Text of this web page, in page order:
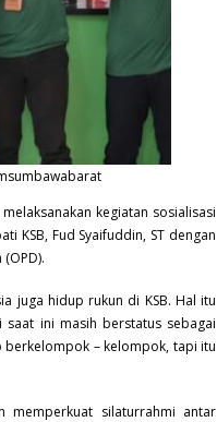
kegiatan sosialisasi
KSB, Fud Syaifuddin, ST dengan
juga hidup rukun di KSB. Hal itu
ini masih berstatus sebagai
berkelompok – kelompok, tapi itu
memperkuat silaturrahmi antar